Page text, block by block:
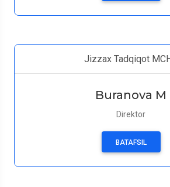
Jizzax Tadqiqot
Buranova M
Direktor
BATAFSIL